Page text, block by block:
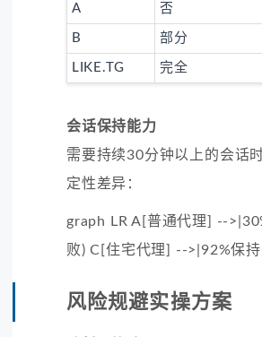
A 否
B 部分
LIKE.TG 完全
会话保持能力
需要持续30分钟以上的会话
定性差异：
graph LR A[普通代理] --
败) C[住宅代理] -->|92%保
风险规避实操方案